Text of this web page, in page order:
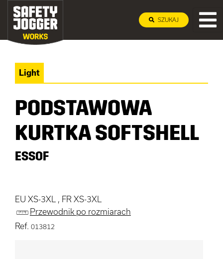
SZUKAJ
Light
PODSTAWOWA
KURTKA SOFTSHELL
ESSOF
EU XS-3XL , FR XS-3XL
Przewodnik po rozmiarach
Ref. 013812